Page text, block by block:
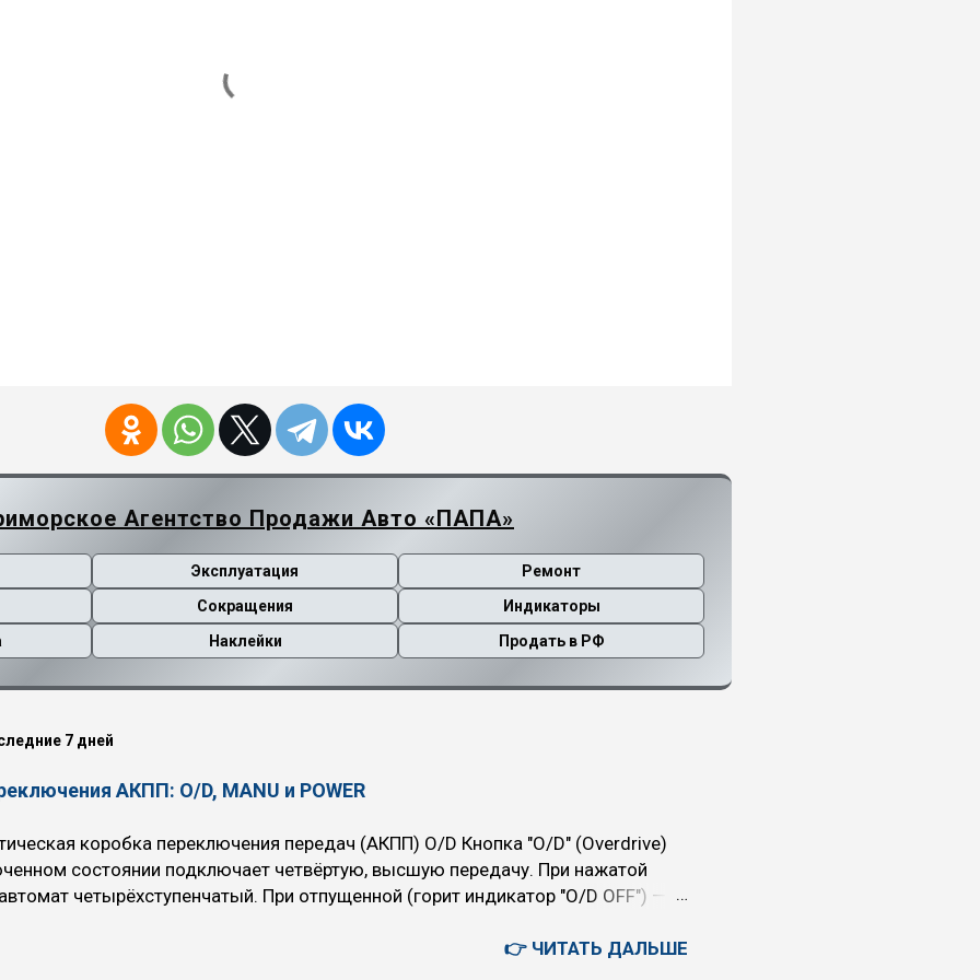
Агентство Продажи Авто «ПАПА»
Эксплуатация
Сокращения
Наклейки
Ремонт
Индикаторы
Продать в РФ
7 дней
АКПП: O/D, MANU и POWER
коробка переключения передач (АКПП) O/D Кнопка "O/D" (Overdrive)
состоянии подключает четвёртую, высшую передачу. При нажатой
четырёхступенчатый. При отпущенной (горит индикатор "O/D OFF") —
топлива уменьшается. Когда рекомендуется использовать режим O/D (O/D ON):
👉 ЧИТАТЬ ДАЛЬШЕ